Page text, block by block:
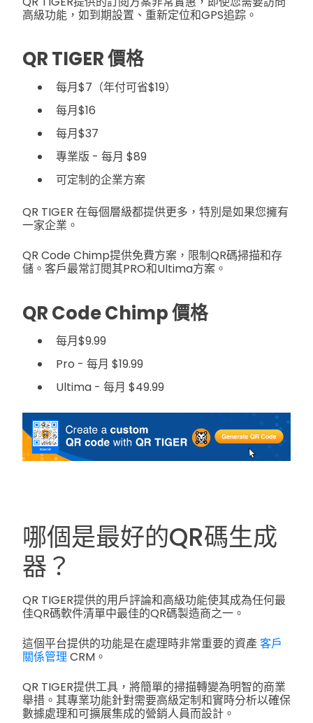
高級功能，如到期設置、重新定位和GPS追踪。
QR TIGER 價格
每月$7（年付可省$19）
每月$16
每月$37
專業版 - 每月 $89
可定制的企業方案
QR TIGER 在每個層級都提供更多，特別是如果您擁有
一家企業。
QR Code Chimp提供免費方案，限制QR碼掃描和存
儲。客戶最常訂閱其PRO和Ultima方案。
QR Code Chimp 價格
每月$9.99
Pro - 每月 $19.99
Ultima - 每月 $49.99
哪個是最好的QR碼生成
器？
QR TIGER提供的用戶評論和高級功能使其成為任何最
佳QR碼軟件清單中最佳的QR碼製造商之一。
這個平台提供的功能是在處理時非常重要的資產客戶
關係管理CRM。
QR TIGER提供工具，將簡單的掃描轉變為明智的商業
舉措。其專業功能針對需要高級定制和實時分析以確保
數據處理和可擴展集成的營銷人員而設計。